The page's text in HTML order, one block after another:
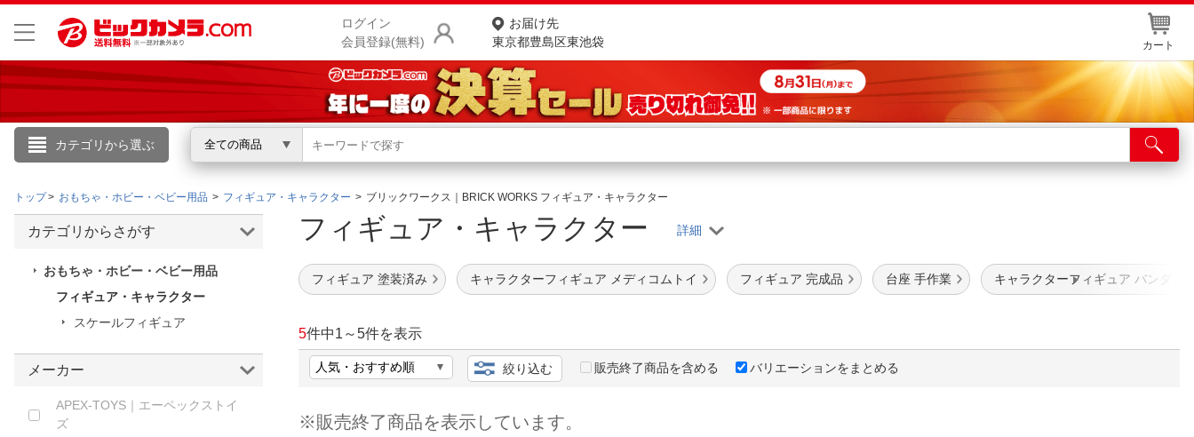
ログイン
会員登録(無料)
お届け先
東京都豊島区東池袋
カート
カテゴリから選ぶ 全ての商品
こんにちは
ログイン
会員メニュー
ランキングからさがす
カテゴリ一覧からさがす
ご利用ガイド
店舗情報・店舗一覧
トップ おもちゃ・ホビー・ベビー用品 フィギュア・キャラクター ブリックワークス｜BRICK WORKS フィギュア・キャラクター
フィギュア・キャラクター
フィギュア 塗装済み キャラクターフィギュア メディコムトイ フィギュア 完成品 台座 手作業 キャラクターフィギュア バンダイ
5件中1 ～5件を表示
絞り込む 販売終了商品を含める バリエーションをまとめる
※販売終了商品を表示しています。
カテゴリからさがす
おもちゃ・ホビー・ベビー用品
フィギュア・キャラクター
スケールフィギュア
メーカー
APEX-TOYS｜エーペックストイ
ズ